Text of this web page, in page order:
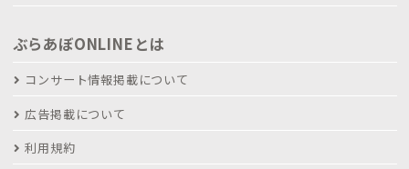
ぶらあぼONLINEとは
コンサート情報掲載について
広告掲載について
利用規約